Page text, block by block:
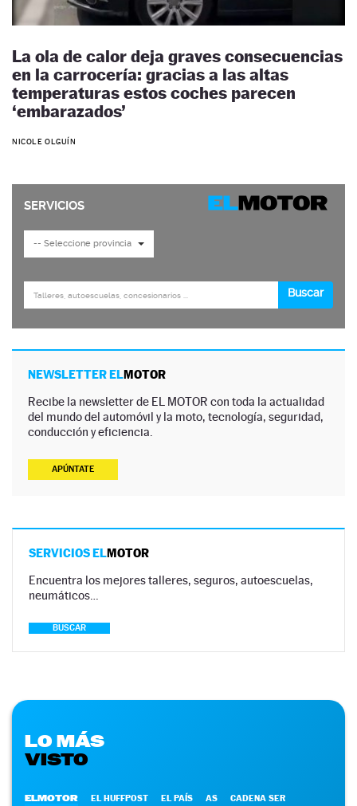
La ola de calor deja graves consecuencias
en la carrocería: gracias a las altas
temperaturas estos coches parecen
‘embarazados’
NICOLE OLGUÍN
NEWSLETTER ELMOTOR
Recibe la newsletter de EL MOTOR con toda la actualidad
del mundo del automóvil y la moto, tecnología, seguridad,
conducción y eficiencia.
APÚNTATE
SERVICIOS ELMOTOR
Encuentra los mejores talleres, seguros, autoescuelas,
neumáticos…
BUSCAR
LO MÁS
VISTO
ELMOTOR EL HUFFPOST EL PAÍS AS CADENA SER